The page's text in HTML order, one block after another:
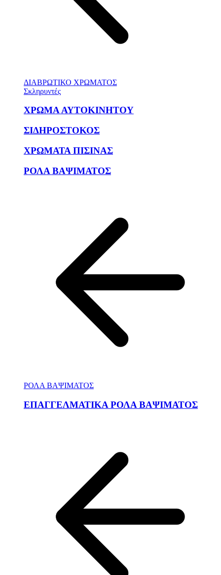
ΔΙΑΒΡΩΤΙΚΟ ΧΡΩΜΑΤΟΣ
Σκληρυντές
ΧΡΩΜΑ ΑΥΤΟΚΙΝΗΤΟΥ
ΣΙΔΗΡΟΣΤΟΚΟΣ
ΧΡΩΜΑΤΑ ΠΙΣΙΝΑΣ
ΡΟΛΑ ΒΑΨΙΜΑΤΟΣ
ΡΟΛΑ ΒΑΨΙΜΑΤΟΣ
ΕΠΑΓΓΕΛΜΑΤΙΚΑ ΡΟΛΑ ΒΑΨΙΜΑΤΟΣ